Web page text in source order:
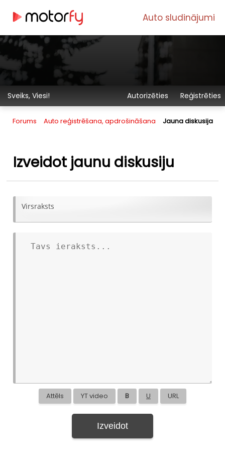
Auto sludinājumi
Sveiks, Viesi! Autorizēties Reģistrēties
Forums Auto reģistrēšana, apdrošināšana Jauna diskusija
Izveidot jaunu diskusiju
Virsraksts
Attēls YT video B U URL
Izveidot